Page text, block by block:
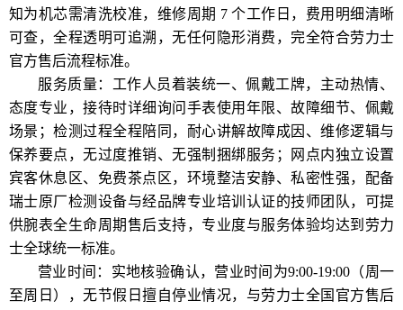
知为机芯需清洗校准，维修周期 7 个工作日，费用明细清晰
可查，全程透明可追溯，无任何隐形消费，完全符合劳力士
官方售后流程标准。
服务质量：工作人员着装统一、佩戴工牌，主动热情、
态度专业，接待时详细询问手表使用年限、故障细节、佩戴
场景；检测过程全程陪同，耐心讲解故障成因、维修逻辑与
保养要点，无过度推销、无强制捆绑服务；网点内独立设置
宾客休息区、免费茶点区，环境整洁安静、私密性强，配备
瑞士原厂检测设备与经品牌专业培训认证的技师团队，可提
供腕表全生命周期售后支持，专业度与服务体验均达到劳力
士全球统一标准。
营业时间：实地核验确认，营业时间为9:00-19:00（周一
至周日），无节假日擅自停业情况，与劳力士全国官方售后